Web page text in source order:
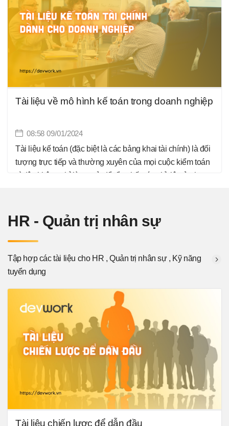
khẩu...
Tài liệu về mô hình kế toán trong doanh nghiệp
08:58 09/01/2024
Tài liệu kế toán (đặc biệt là các bảng khai tài chính) là đối
tượng trực tiếp và thường xuyên của mọi cuộc kiểm toán
vì đây không chỉ là cơ sở để tổng kết các chỉ tiêu ở phạm
các quyết định về quản lí, đầu tư, thanh toán, phân
phối…;
HR - Quản trị nhân sự
Tập hợp các tài liệu cho HR , Quản trị nhân sự , Kỹ năng
tuyển dụng
Tài liệu chiến lược để dẫn đầu